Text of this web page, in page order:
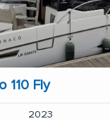
110 Fly
2023